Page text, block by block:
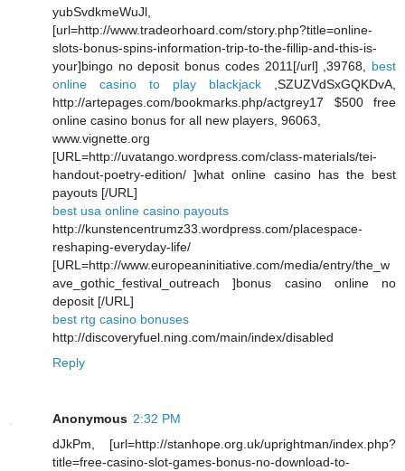
yubSvdkmeWuJl,
[url=http://www.tradeorhoard.com/story.php?title=online-
slots-bonus-spins-information-trip-to-the-fillip-and-this-is-
your]bingo no deposit bonus codes 2011[/url] ,39768, best
online casino to play blackjack ,SZUZVdSxGQKDvA,
http://artepages.com/bookmarks.php/actgrey17 $500 free
online casino bonus for all new players, 96063,
www.vignette.org
[URL=http://uvatango.wordpress.com/class-materials/tei-
handout-poetry-edition/ ]what online casino has the best
payouts [/URL]
best usa online casino payouts
http://kunstencentrumz33.wordpress.com/placespace-
reshaping-everyday-life/
[URL=http://www.europeaninitiative.com/media/entry/the_w
ave_gothic_festival_outreach ]bonus casino online no
deposit [/URL]
best rtg casino bonuses
http://discoveryfuel.ning.com/main/index/disabled
Reply
Anonymous 2:32 PM
dJkPm, [url=http://stanhope.org.uk/uprightman/index.php?
title=free-casino-slot-games-bonus-no-download-to-